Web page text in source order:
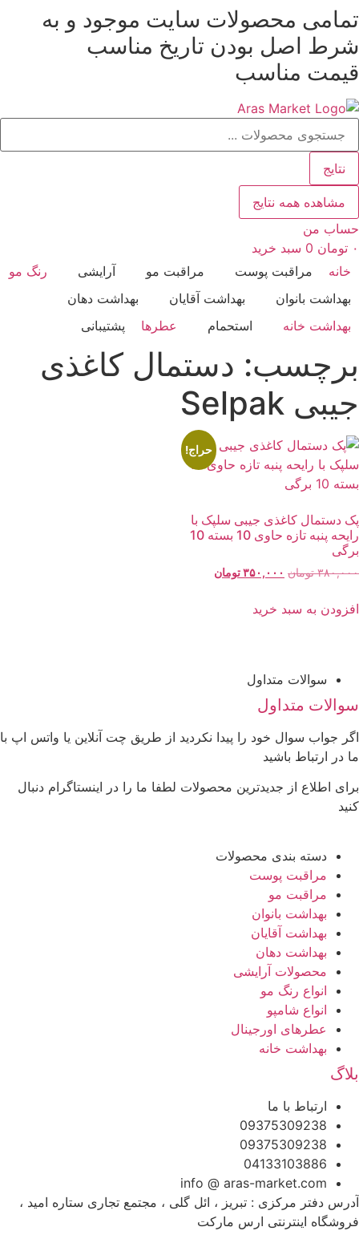
پرش
محتوا
تمامی محصولات سایت موجود و به
شرط اصل بودن تاریخ مناسب
قیمت مناسب
جستجو
نتایج
مشاهده همه نتایج
حساب من
۰ تومان 0 سبد خرید
خانه
مراقبت پوست مراقبت مو آرایشی
رنگ مو
بهداشت بانوان
بهداشت آقایان
بهداشت دهان
بهداشت خانه
استحمام عطرها پشتیبانی
برچسب: دستمال کاغذی
جیبی Selpak
حراج!
پک دستمال کاغذی جیبی سلپک با
رایحه پنبه تازه حاوی 10 بسته 10
برگی
۳۸۰,۰۰۰ تومان قیمت
۳۵۰,۰۰۰تومان
افزودن به سبد خرید
سوالات متداول
سوالات متداول
اگر جواب سوال خود را پیدا نکردید از طریق چت آنلاین یا واتس اپ با
ما در ارتباط باشید
برای اطلاع از جدیدترین محصولات لطفا ما را در اینستاگرام دنبال
کنید
دسته بندی محصولات
مراقبت پوست
مراقبت مو
بهداشت بانوان
بهداشت آقایان
بهداشت دهان
محصولات آرایشی
انواع رنگ مو
انواع شامپو
عطرهای اورجینال
بهداشت خانه
بلاگ
ارتباط با ما
09375309238
09375309238
04133103886
info @ aras-market.com
آدرس دفتر مرکزی : تبریز ، ائل گلی ، مجتمع تجاری ستاره امید ،
فروشگاه اینترنتی ارس مارکت